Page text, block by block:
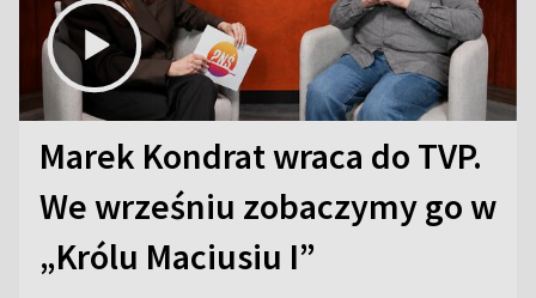
Marek Kondrat wraca do TVP.
We wrześniu zobaczymy go w
„Królu Maciusiu I”